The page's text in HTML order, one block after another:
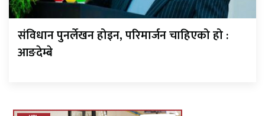
संविधान पुनर्लेखन होइन, परिमार्जन चाहिएको हो :
आङदेम्बे